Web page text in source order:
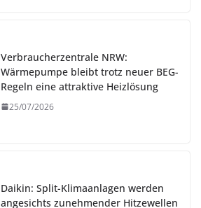
Verbraucherzentrale NRW:
Wärmepumpe bleibt trotz neuer BEG-
Regeln eine attraktive Heizlösung
25/07/2026
Daikin: Split-Klimaanlagen werden
angesichts zunehmender Hitzewellen